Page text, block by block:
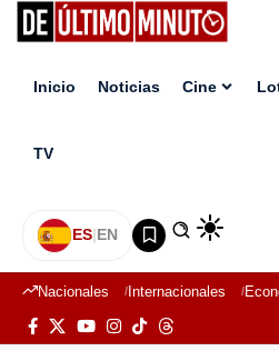
Inicio Noticias Cine
TV
ES|EN
Nacionales Internacionales